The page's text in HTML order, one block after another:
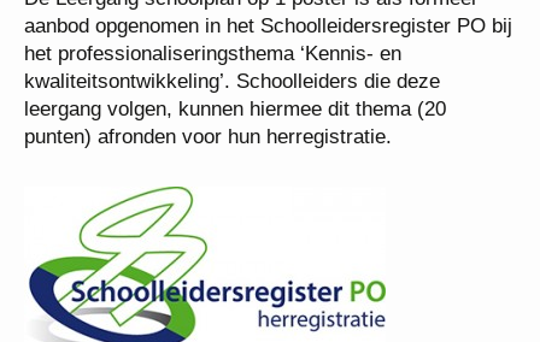
aanbod opgenomen in het Schoolleidersregister PO bij
het professionaliseringsthema ‘Kennis- en
kwaliteitsontwikkeling’. Schoolleiders die deze
leergang volgen, kunnen hiermee dit thema (20
punten) afronden voor hun herregistratie.